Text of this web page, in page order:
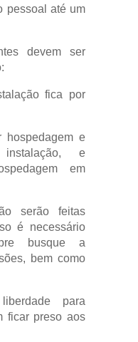
pessoal até um
devem ser
fica por
hospedagem e
e
em
serão feitas
é necessário
busque a
bem como
para
ficar preso aos